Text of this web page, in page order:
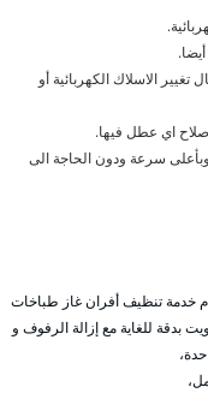
الاسلاك الكهربائية أو
اي عطل فيها.
سرعة ودون الحاجة الى
خدمة تنظيف أفران غاز طباخات
بدقة للغاية مع إزالة الرفوف و